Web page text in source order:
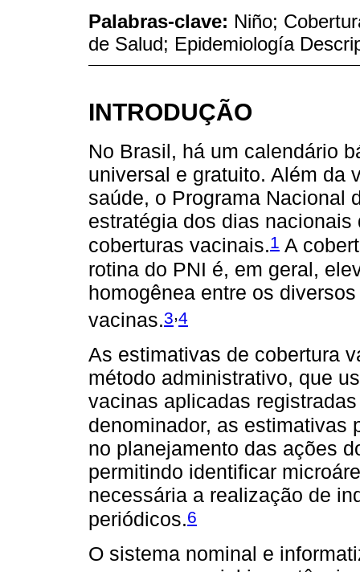
Palabras-clave: Niño;
de Salud; Epidemiología
INTRODUÇÃO
No Brasil, há um calendário
universal e gratuito. Além da
saúde, o Programa Nacional
estratégia dos dias
coberturas vacinais.1 A
rotina do PNI é, em geral,
homogênea entre os
vacinas.3,4
As estimativas de cobertura
método administrativo, que
vacinas aplicadas
denominador, as estimativas
no planejamento das ações
permitindo identificar
necessária a realização de
periódicos.6
O sistema nominal e